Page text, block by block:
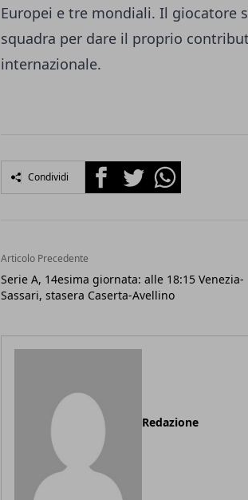
Europei e tre mondiali. Il giocatore
squadra per dare il proprio
internazionale.
Condividi FacebookTwitterWhatsapp
Articolo Precedente
Serie A, 14esima giornata: alle 18:15 Venezia-
Sassari, stasera Caserta-Avellino
Redazione